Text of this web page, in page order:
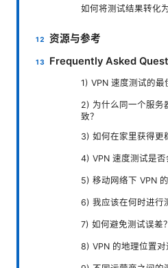
如何将测试结果转化
资源与参考
Frequently Asked
1) VPN 速度测试的最
2) 为什么同一个服务
致？
3) 如何在家里获得更
4) VPN 速度测试是否
5) 移动网络下 VPN
6) 我应该在何时进行
7) 如何避免测试误差？
8) VPN 的地理位置对